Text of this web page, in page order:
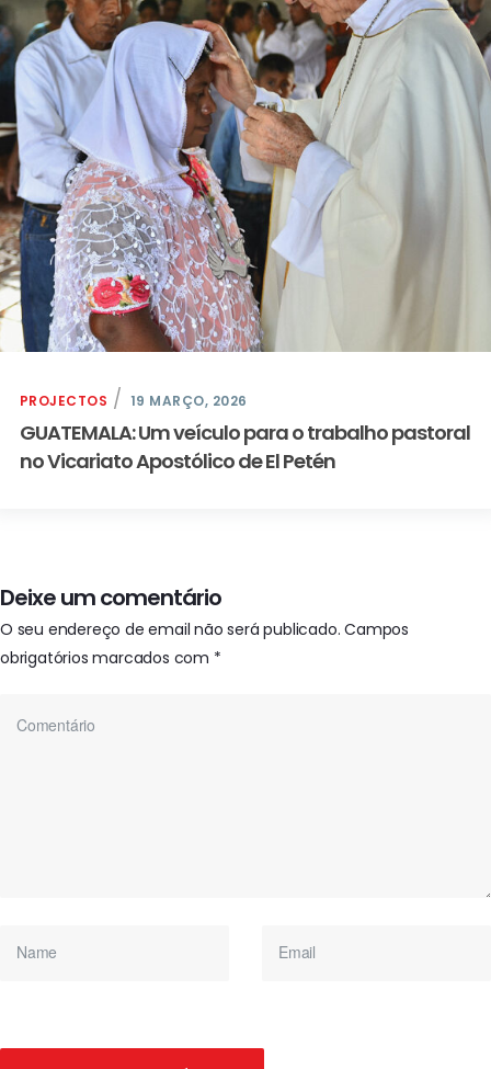
PROJECTOS 19 MARÇO, 2026
GUATEMALA: Um veículo para o trabalho pastoral
no Vicariato Apostólico de El Petén
Deixe um comentário
O seu endereço de email não será publicado. Campos
obrigatórios marcados com *